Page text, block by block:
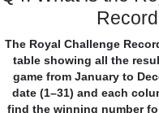
The Royal Challenge
table showing all the
game from January to
date (1–31) and each
find the winning number